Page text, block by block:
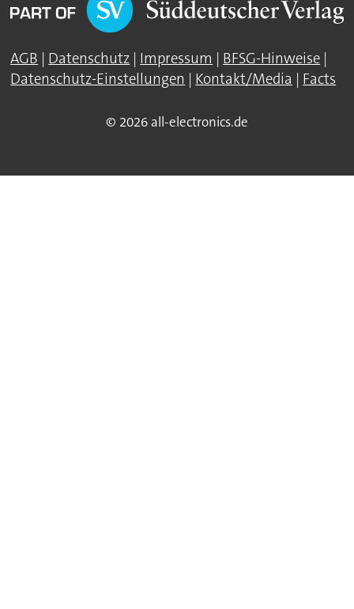
AGB | Datenschutz | Impressum | BFSG-Hinweise |
Datenschutz-Einstellungen | Kontakt/Media | Facts
© 2026 all-electronics.de